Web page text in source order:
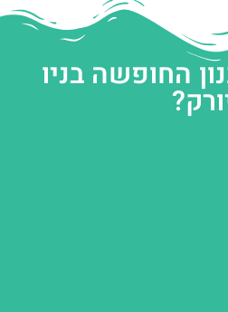
החופשה בניו